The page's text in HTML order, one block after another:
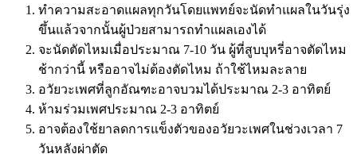
ทำความสะอาดแผลทุกวันโดยแพทย์จะนัดทำแผลในวันรุ่ง
ขึ้นแล้วจากนั้นผู้ป่วยสามารถทำแผลเองได้
จะนัดตัดไหมเมื่อประมาณ 7-10 วัน ผู้ที่สูบบุหรี่อาจตัดไหม
ช้ากว่านี้ หรืออาจไม่ต้องตัดไหม ถ้าใช้ไหมละลาย
อวัยวะเพศที่ลูกอัณฑะอาจบวมได้ประมาณ 2-3 อาทิตย์
ห้ามร่วมเพศประมาณ 2-3 อาทิตย์
อาจต้องใช้ยาลดการแข็งตัวของอวัยวะเพศในช่วงเวลา 7
วันหลังผ่าตัด